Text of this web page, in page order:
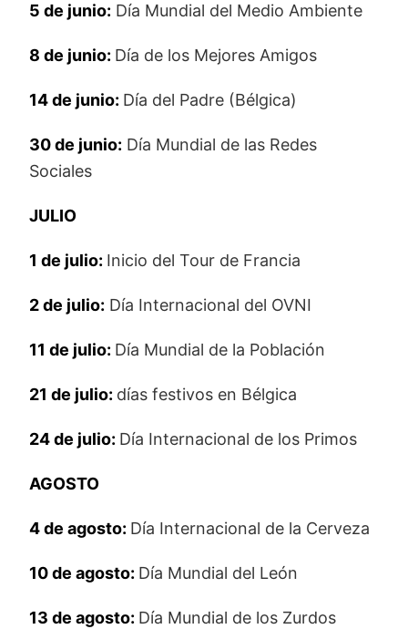
5 de junio: Día Mundial del Medio Ambiente
8 de junio: Día de los Mejores Amigos
14 de junio: Día del Padre (Bélgica)
30 de junio: Día Mundial de las Redes
Sociales
JULIO
1 de julio: Inicio del Tour de Francia
2 de julio: Día Internacional del OVNI
11 de julio: Día Mundial de la Población
21 de julio: días festivos en Bélgica
24 de julio: Día Internacional de los Primos
AGOSTO
4 de agosto: Día Internacional de la Cerveza
10 de agosto: Día Mundial del León
13 de agosto: Día Mundial de los Zurdos